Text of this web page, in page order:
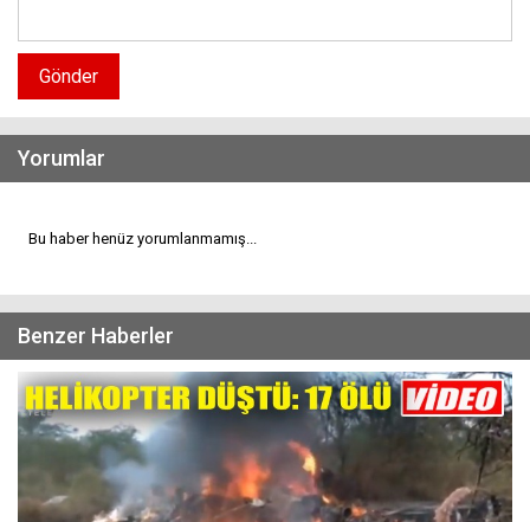
Gönder
Yorumlar
Bu haber henüz yorumlanmamış...
Benzer Haberler